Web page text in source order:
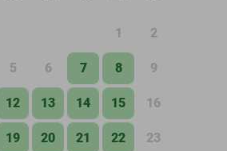
1 2
5 6 7 8 9
12 13 14 15 16
19 20 21 22 23